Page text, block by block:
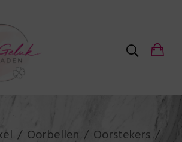
Oorbellen
Oorstekers